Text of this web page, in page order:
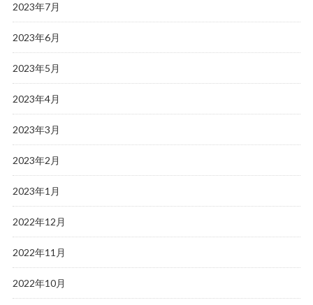
2023年7月
2023年6月
2023年5月
2023年4月
2023年3月
2023年2月
2023年1月
2022年12月
2022年11月
2022年10月